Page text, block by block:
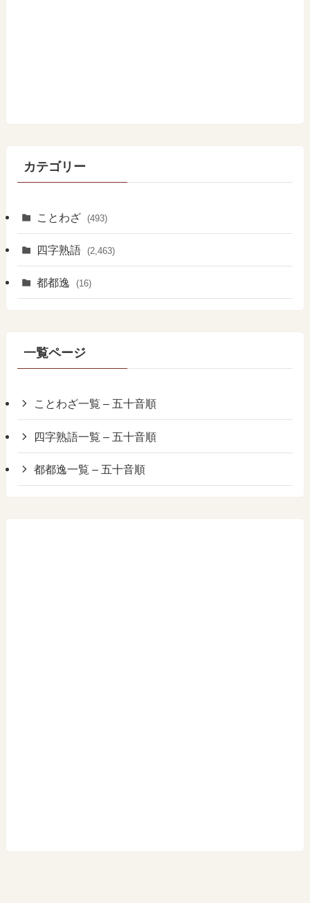
カテゴリー
ことわざ (493)
四字熟語 (2,463)
都都逸 (16)
一覧ページ
ことわざ一覧 – 五十音順
四字熟語一覧 – 五十音順
都都逸一覧 – 五十音順